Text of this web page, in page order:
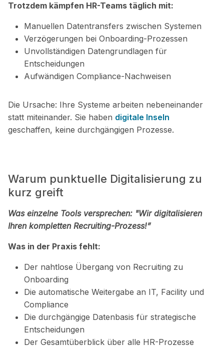
Trotzdem kämpfen HR-Teams täglich mit:
Manuellen Datentransfers zwischen Systemen
Verzögerungen bei Onboarding-Prozessen
Unvollständigen Datengrundlagen für
Entscheidungen
Aufwändigen Compliance-Nachweisen
Die Ursache: Ihre Systeme arbeiten nebeneinander
statt miteinander. Sie haben digitale Inseln
geschaffen, keine durchgängigen Prozesse.
Warum punktuelle Digitalisierung zu
kurz greift
Was einzelne Tools versprechen: "Wir digitalisieren
Ihren kompletten Recruiting-Prozess!”
Was in der Praxis fehlt:
Der nahtlose Übergang von Recruiting zu
Onboarding
Die automatische Weitergabe an IT, Facility und
Compliance
Die durchgängige Datenbasis für strategische
Entscheidungen
Der Gesamtüberblick über alle HR-Prozesse